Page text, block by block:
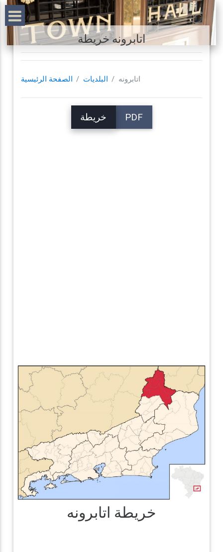
اتابرونه خريطة
الصفحة الرئيسية البلديات اتابرونه
خريطة PDF
خريطة اتابرونه